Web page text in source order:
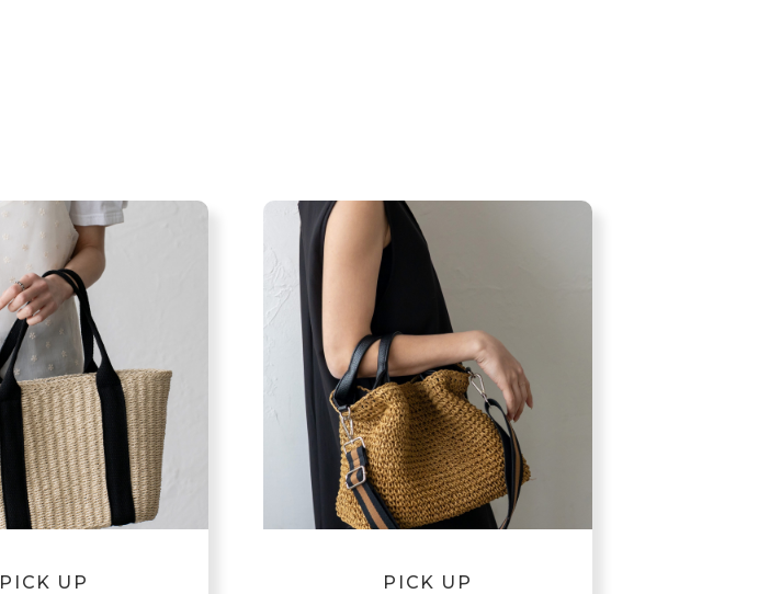
PICK UP PICK UP